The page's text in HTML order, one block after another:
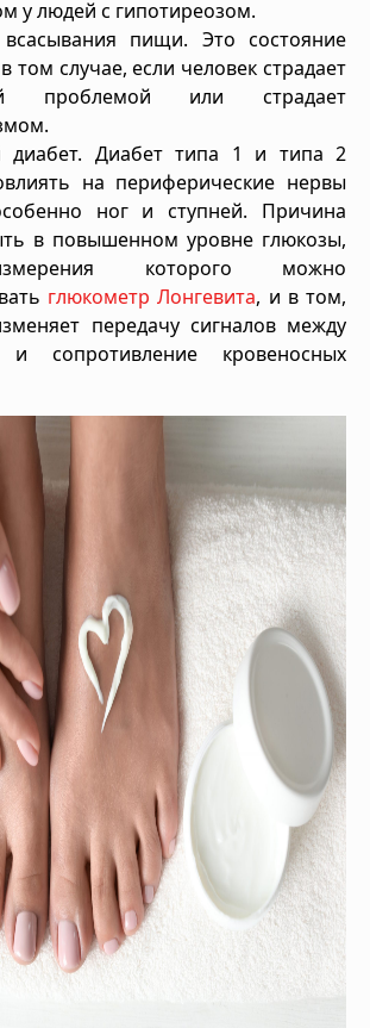
у людей с гипотиреозом.
пищи. Это состояние
том случае, если человек страдает
проблемой или страдает
диабет. Диабет типа 1 и типа 2
на периферические нервы
ног и ступней. Причина
в повышенном уровне глюкозы,
которого можно
глюкометр Лонгевита, и в том,
передачу сигналов между
и сопротивление кровеносных